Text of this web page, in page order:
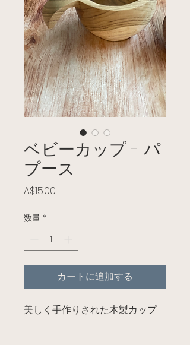
ベビーカップ - パ
プース
A$15.00
数量 *
カートに追加する
美しく手作りされた木製カップ